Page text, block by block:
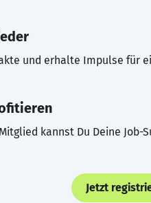
und erhalte Impulse für
kannst Du Deine Job-
Jetzt